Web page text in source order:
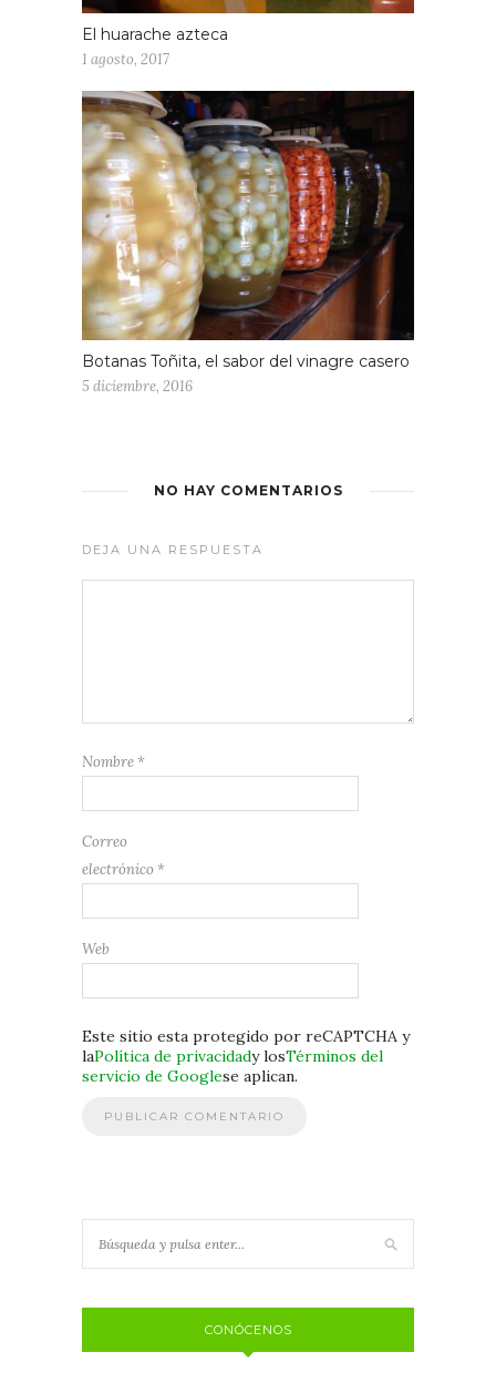
El huarache azteca
1 agosto, 2017
Botanas Toñita, el sabor del vinagre casero
5 diciembre, 2016
NO HAY COMENTARIOS
DEJA UNA RESPUESTA
Nombre *
Correo
electrónico *
Web
Este sitio esta protegido por reCAPTCHA y
laPolítica de privacidady losTérminos del
servicio de Googlese aplican.
CONÓCENOS